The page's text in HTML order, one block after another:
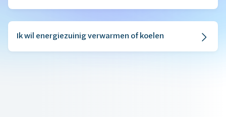
Ik wil energiezuinig verwarmen of koelen